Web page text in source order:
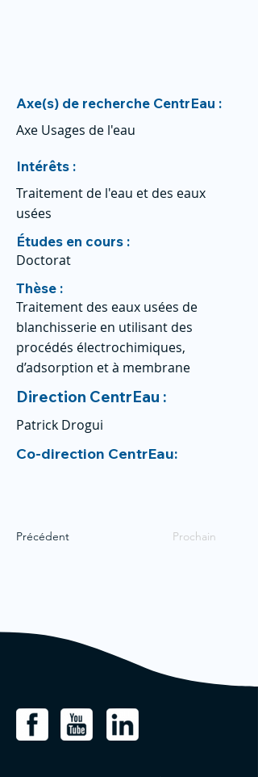
Axe(s) de recherche CentrEau :
Axe Usages de l'eau
Intérêts :
Traitement de l'eau et des eaux
usées
Études en cours :
Doctorat
Thèse :
Traitement des eaux usées de
blanchisserie en utilisant des
procédés électrochimiques,
d’adsorption et à membrane
Direction CentrEau :
Patrick Drogui
Co-direction CentrEau:
Précédent Prochain